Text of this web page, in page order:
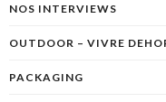
NOS INTERVIEWS
OUTDOOR – VIVRE
PACKAGING